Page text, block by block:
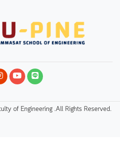
of Engineering .All Rights Reserved.